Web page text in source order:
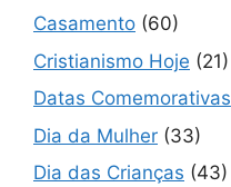
Casamento (60)
Cristianismo Hoje (21)
Datas Comemorativas
Dia da Mulher (33)
Dia das Crianças (43)